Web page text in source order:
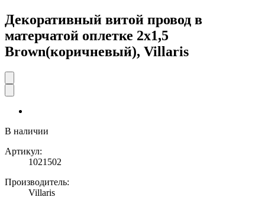
Декоративный витой провод в
матерчатой оплетке 2х1,5
Brown(коричневый), Villaris
В наличии
Артикул:
1021502
Производитель:
Villaris